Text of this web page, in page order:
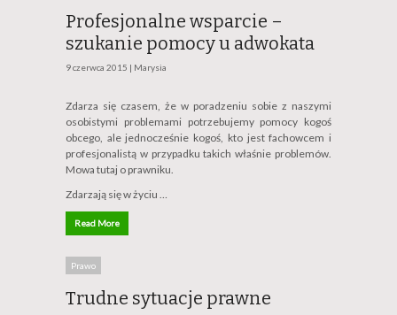
Profesjonalne wsparcie –
szukanie pomocy u adwokata
9 czerwca 2015 | Marysia
Zdarza się czasem, że w poradzeniu sobie z naszymi
osobistymi problemami potrzebujemy pomocy kogoś
obcego, ale jednocześnie kogoś, kto jest fachowcem i
profesjonalistą w przypadku takich właśnie problemów.
Mowa tutaj o prawniku.
Zdarzają się w życiu …
Read More
Prawo
Trudne sytuacje prawne